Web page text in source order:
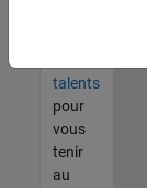
talents
pour
vous
tenir
au